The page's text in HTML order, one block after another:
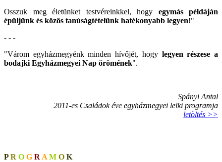
Osszuk meg életünket testvéreinkkel, hogy egymás példáján
épüljünk és közös tanúságtételünk hatékonyabb legyen!"
- - -
"Várom egyházmegyénk minden hívőjét, hogy legyen részese a
bodajki Egyházmegyei Nap örömének".
Spányi Antal
2011-es Családok éve egyházmegyei lelki programja
letöltés >>
PR O G R A M O K